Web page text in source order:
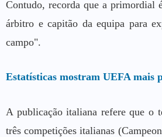
Contudo, recorda que a primordial
árbitro e capitão da equipa para
campo".
Estatísticas mostram UEFA mais
A publicação italiana refere que o
três competições italianas